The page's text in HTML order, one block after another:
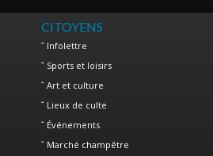
CITOYENS
Infolettre
Sports et loisirs
Art et culture
Lieux de culte
Événements
Marché champêtre